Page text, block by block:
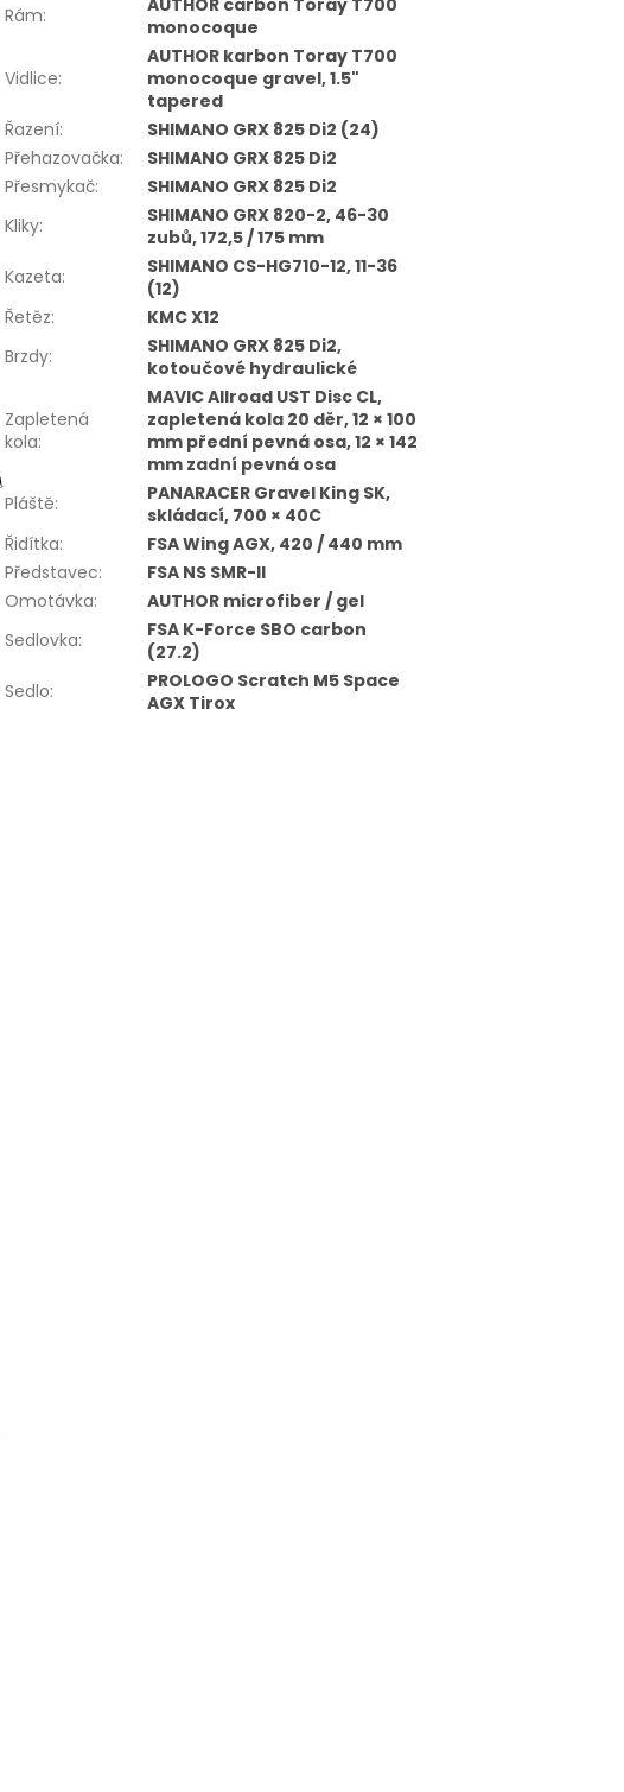
Rám:
monocoque
Vidlice:
AUTHOR karbon Toray T700
monocoque gravel, 1.5"
tapered
Řazení:
SHIMANO GRX 825 Di2 (24)
Přehazovačka:
SHIMANO GRX 825 Di2
Přesmykač:
SHIMANO GRX 825 Di2
Kliky:
SHIMANO GRX 820-2, 46-30
zubů, 172,5 / 175 mm
Kazeta:
SHIMANO CS-HG710-12, 11-36
(12)
Řetěz:
KMC X12
Brzdy:
SHIMANO GRX 825 Di2,
kotoučové hydraulické
Zapletená
kola:
MAVIC Allroad UST Disc CL,
zapletená kola 20 děr, 12 × 100
mm přední pevná osa, 12 × 142
mm zadní pevná osa
Pláště:
PANARACER Gravel King SK,
skládací, 700 × 40C
Řidítka:
FSA Wing AGX, 420 / 440 mm
Představec:
FSA NS SMR-II
Omotávka:
AUTHOR microfiber / gel
Sedlovka:
FSA K-Force SBO carbon
(27.2)
Sedlo:
PROLOGO Scratch M5 Space
AGX Tirox